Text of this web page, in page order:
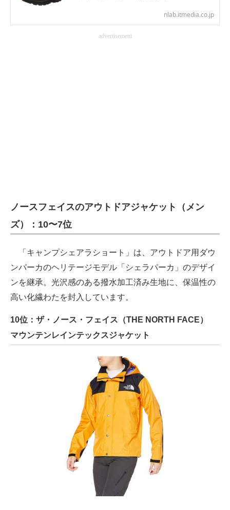
nlab.itmedia.co.jp
advertisement
ノースフェイスのアウトドアジャケット（メン
ズ）：10〜7位
「キャンプシェアラショート」は、アウトドア用ダウ
ンパーカのヘリテージモデル「シェラパーカ」のデザイ
ンを継承。光沢感のある撥水加工済み生地に、保温性の
高い化繊わたを封入しています。
10位：ザ・ノース・フェイス（THE NORTH FACE）
マウンテンレインテックスジャケット